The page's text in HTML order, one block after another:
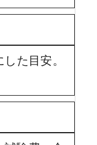
た目安。